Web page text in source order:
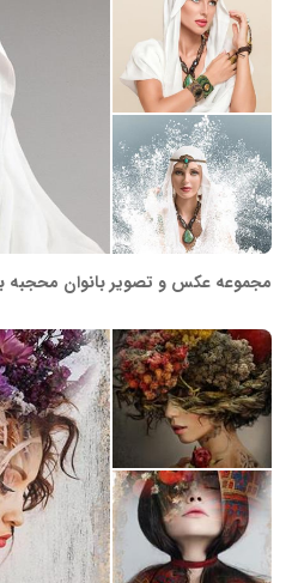
مجموعه عکس و تصویر بانوان محجبه